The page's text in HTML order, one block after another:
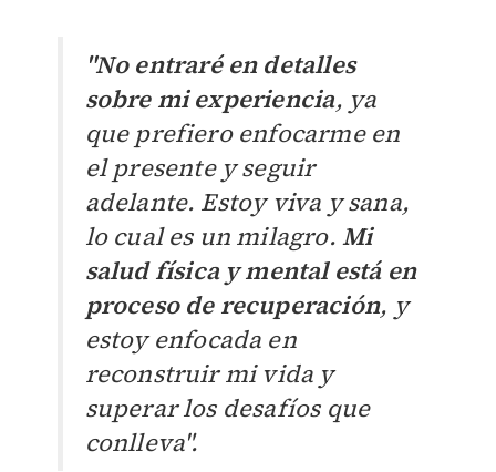
"No entraré en detalles
sobre mi experiencia, ya
que prefiero enfocarme en
el presente y seguir
adelante. Estoy viva y sana,
lo cual es un milagro.Mi
salud física y mental está en
proceso de recuperación, y
estoy enfocada en
reconstruir mi vida y
superar los desafíos que
conlleva".